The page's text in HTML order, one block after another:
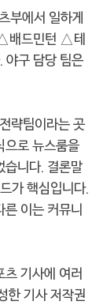
부에서 일하게
배드민턴 △테
구 담당 팀은
략팀이라는 곳
으로 뉴스룸을
습니다. 결론말
가 핵심입니다.
이는 커뮤니
츠 기사에 여러
한 기사 저작권